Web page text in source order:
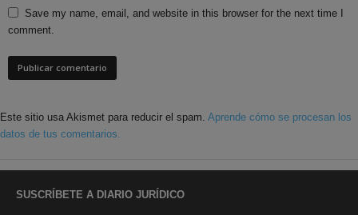
Save my name, email, and website in this browser for the next time I
comment.
Este sitio usa Akismet para reducir el spam. Aprende cómo se procesan los
datos de tus comentarios.
SUSCRÍBETE A DIARIO JURÍDICO